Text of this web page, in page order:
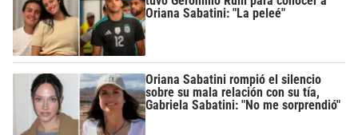
Oriana Sabatini: "La peleé"
Oriana Sabatini rompió el silencio
sobre su mala relación con su tía,
Gabriela Sabatini: "No me sorprendió"